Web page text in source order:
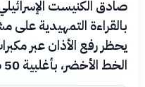
بالقراءة التمهيدية
يحظر رفع الأذان عبر
الخط الأخضر، بأغلبية 50 صوتًا مقابل 36 معارضًا.